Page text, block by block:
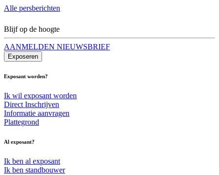
Alle persberichten
Blijf op de hoogte
AANMELDEN NIEUWSBRIEF
Exposeren
Exposant worden?
Ik wil exposant worden
Direct Inschrijven
Informatie aanvragen
Plattegrond
Al exposant?
Ik ben al exposant
Ik ben standbouwer